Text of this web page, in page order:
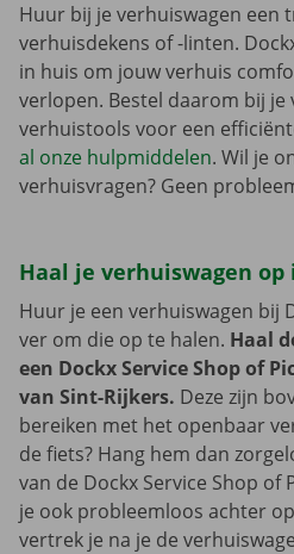
Huur bij je verhuiswagen een
verhuisdekens of -linten.
in huis om jouw verhuis
verlopen. Bestel daarom bij je
verhuistools voor een
al onze hulpmiddelen. Wil je
verhuisvragen? Geen
Haal je verhuiswagen
Huur je een verhuiswagen bij
ver om die op te halen. Haal
een Dockx Service Shop of
van Sint-Rijkers. Deze zijn
bereiken met het openbaar
de fiets? Hang hem dan
van de Dockx Service Shop of
je ook probleemloos achter
vertrek je na je de